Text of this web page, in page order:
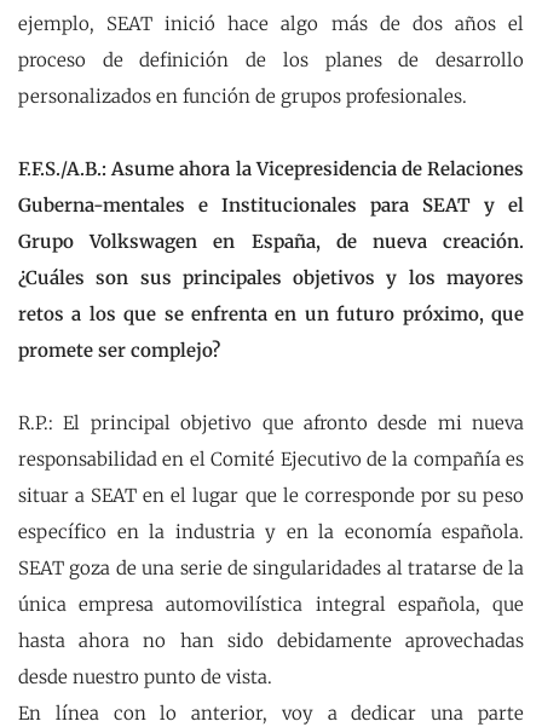
ejemplo, SEAT inició hace algo más de dos años el
proceso de definición de los planes de desarrollo
personalizados en función de grupos profesionales.
F.F.S./A.B.: Asume ahora la Vicepresidencia de Relaciones
Guberna-mentales e Institucionales para SEAT y el
Grupo Volkswagen en España, de nueva creación.
¿Cuáles son sus principales objetivos y los mayores
retos a los que se enfrenta en un futuro próximo, que
promete ser complejo?
R.P.: El principal objetivo que afronto desde mi nueva
responsabilidad en el Comité Ejecutivo de la compañía es
situar a SEAT en el lugar que le corresponde por su peso
específico en la industria y en la economía española.
SEAT goza de una serie de singularidades al tratarse de la
única empresa automovilística integral española, que
hasta ahora no han sido debidamente aprovechadas
desde nuestro punto de vista.
En línea con lo anterior, voy a dedicar una parte